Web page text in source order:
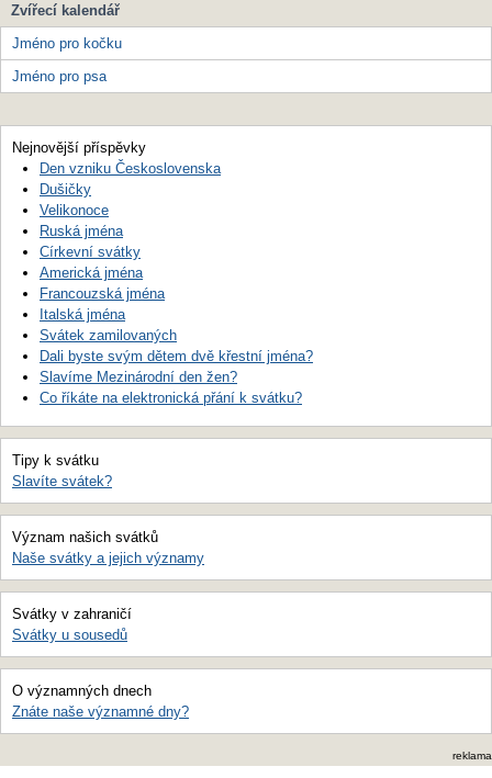
Zvířecí kalendář
Jméno pro kočku
Jméno pro psa
Nejnovější příspěvky
Den vzniku Československa
Dušičky
Velikonoce
Ruská jména
Církevní svátky
Americká jména
Francouzská jména
Italská jména
Svátek zamilovaných
Dali byste svým dětem dvě křestní jména?
Slavíme Mezinárodní den žen?
Co říkáte na elektronická přání k svátku?
Tipy k svátku
Slavíte svátek?
Význam našich svátků
Naše svátky a jejich významy
Svátky v zahraničí
Svátky u sousedů
O významných dnech
Znáte naše významné dny?
reklama